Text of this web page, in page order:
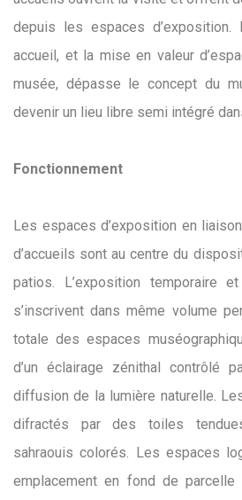
depuis les espaces
accueil, et la mise en valeur
musée, dépasse le concept du
devenir un lieu libre semi intégré
Fonctionnement
Les espaces d’exposition en
d’accueils sont au centre du
patios. L’exposition temporaire
s’inscrivent dans même volume
totale des espaces
d’un éclairage zénithal contrôlé
diffusion de la lumière naturelle.
difractés par des toiles
sahraouis colorés. Les espaces
emplacement en fond de parcelle